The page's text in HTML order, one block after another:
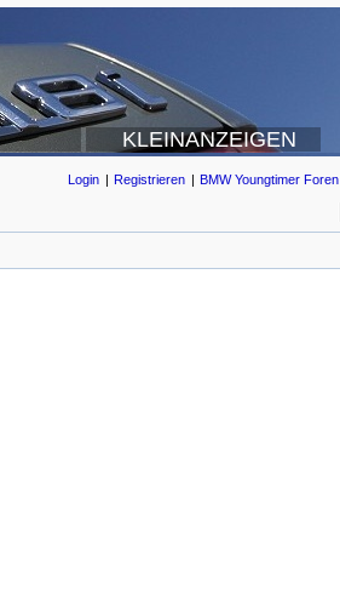
KLEINANZEIGEN
Login Registrieren BMW Youngtimer Foren